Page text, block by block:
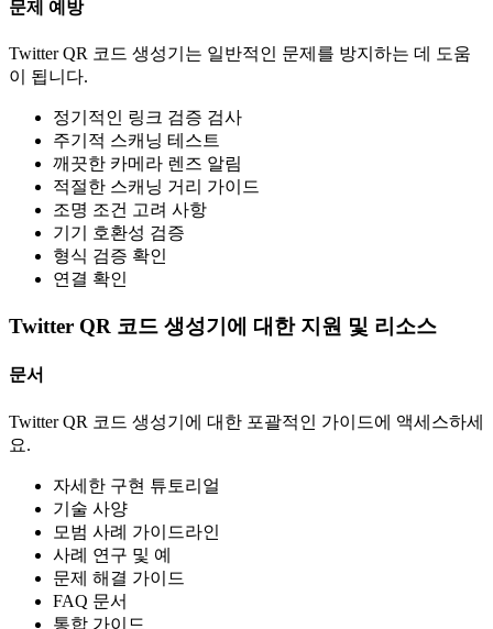
문제 예방
Twitter QR 코드 생성기는 일반적인 문제를 방지하는 데 도움
이 됩니다.
정기적인 링크 검증 검사
주기적 스캐닝 테스트
깨끗한 카메라 렌즈 알림
적절한 스캐닝 거리 가이드
조명 조건 고려 사항
기기 호환성 검증
형식 검증 확인
연결 확인
Twitter QR 코드 생성기에 대한 지원 및 리소스
문서
Twitter QR 코드 생성기에 대한 포괄적인 가이드에 액세스하세
요.
자세한 구현 튜토리얼
기술 사양
모범 사례 가이드라인
사례 연구 및 예
문제 해결 가이드
FAQ 문서
통합 가이드